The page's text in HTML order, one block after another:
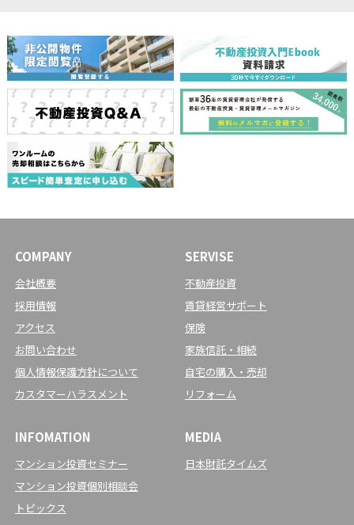
COMPANY
会社概要
採用情報
アクセス
お問い合わせ
個人情報保護方針について
カスタマーハラスメント
SERVISE
不動産投資
賃貸経営サポート
保険
家族信託・相続
自宅の購入・売却
リフォーム
INFOMATION
マンション投資セミナー
マンション投資個別相談会
トピックス
MEDIA
日本財託タイムズ